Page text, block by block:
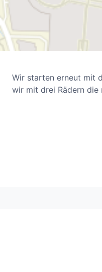
Wir starten erneut mit
wir mit drei Rädern die